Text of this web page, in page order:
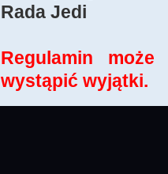
Rada Jedi
Regulamin
wystąpić wyjątki.